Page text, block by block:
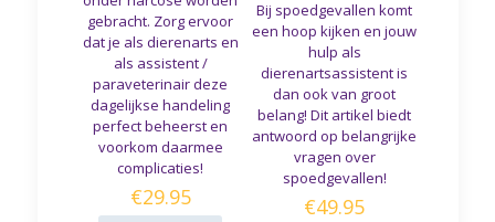
gebracht. Zorg ervoor
dat je als dierenarts en
als assistent /
paraveterinair deze
dagelijkse handeling
perfect beheerst en
voorkom daarmee
complicaties!
€29.95
Bij spoedgevallen komt
een hoop kijken en jouw
hulp als
dierenartsassistent is
dan ook van groot
belang! Dit artikel biedt
antwoord op belangrijke
vragen over
spoedgevallen!
€49.95